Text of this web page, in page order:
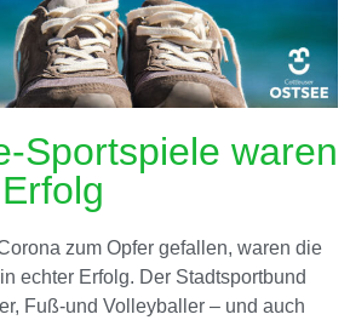
Sportspiele waren
zum Opfer gefallen, waren die
echter Erfolg. Der Stadtsportbund
Fuß-und Volleyballer – und auch